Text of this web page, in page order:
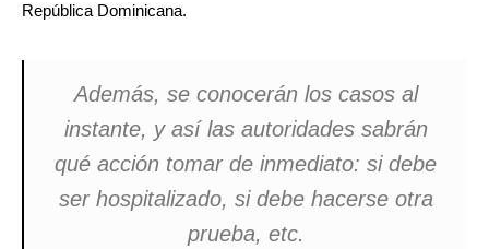
República Dominicana.
Además, se conocerán los casos al
instante, y así las autoridades sabrán
qué acción tomar de inmediato: si debe
ser hospitalizado, si debe hacerse otra
prueba, etc.